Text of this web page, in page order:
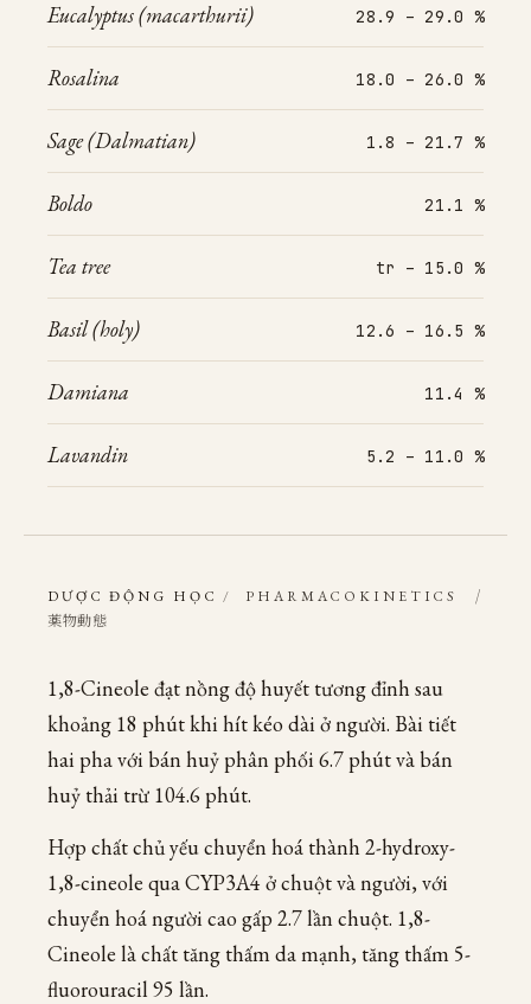
Eucalyptus (macarthurii) 28.9 – 29.0 %
Rosalina 18.0 – 26.0 %
Sage (Dalmatian) 1.8 – 21.7 %
Boldo 21.1 %
Tea tree tr – 15.0 %
Basil (holy) 12.6 – 16.5 %
Damiana 11.4 %
Lavandin 5.2 – 11.0 %
DƯỢC ĐỘNG HỌC/ PHARMACOKINETICS
/
薬物動態
1,8-Cineole đạt nồng độ huyết tương đỉnh sau
khoảng 18 phút khi hít kéo dài ở người. Bài tiết
hai pha với bán huỷ phân phối 6.7 phút và bán
huỷ thải trừ 104.6 phút.
Hợp chất chủ yếu chuyển hoá thành 2-hydroxy-
1,8-cineole qua CYP3A4 ở chuột và người, với
chuyển hoá người cao gấp 2.7 lần chuột. 1,8-
Cineole là chất tăng thấm da mạnh, tăng thấm 5-
fluorouracil 95 lần.